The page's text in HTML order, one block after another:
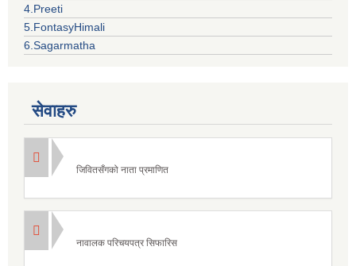
4.Preeti
5.FontasyHimali
6.Sagarmatha
सेवाहरु
जिवितसँगको नाता प्रमाणित
नावालक परिचयपत्र सिफारिस